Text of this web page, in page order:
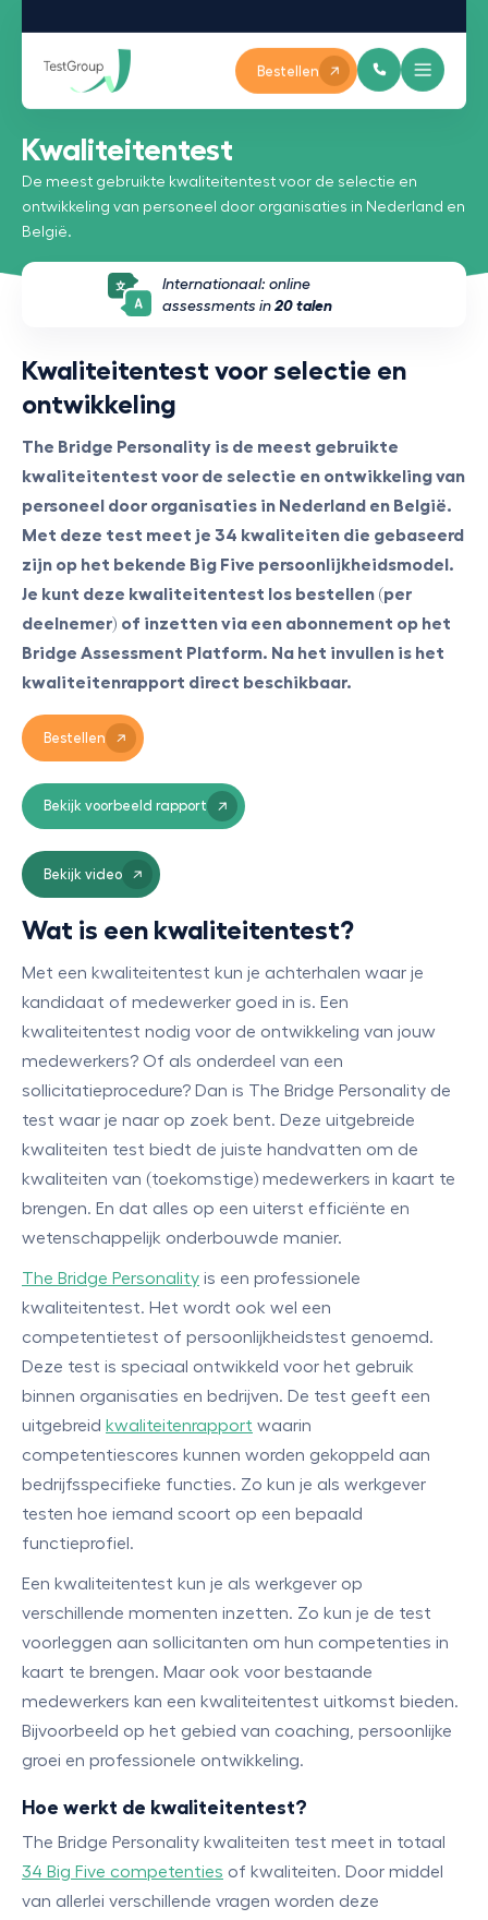
Bestellen
Kwaliteitentest
De meest gebruikte kwaliteitentest voor de selectie en
ontwikkeling van personeel door organisaties in Nederland en
België.
Internationaal: online
assessments in 20 talen
Kwaliteitentest voor selectie en
ontwikkeling
The Bridge Personality is de meest gebruikte
kwaliteitentest voor de selectie en ontwikkeling van
personeel door organisaties in Nederland en België.
Met deze test meet je 34 kwaliteiten die gebaseerd
zijn op het bekende Big Five persoonlijkheidsmodel.
Je kunt deze kwaliteitentest los bestellen (per
deelnemer) of inzetten via een abonnement op het
Bridge Assessment Platform. Na het invullen is het
kwaliteitenrapport direct beschikbaar.
Bestellen
Bekijk voorbeeld rapport
Bekijk video
Wat is een kwaliteitentest?
Met een kwaliteitentest kun je achterhalen waar je
kandidaat of medewerker goed in is. Een
kwaliteitentest nodig voor de ontwikkeling van jouw
medewerkers? Of als onderdeel van een
sollicitatieprocedure? Dan is The Bridge Personality de
test waar je naar op zoek bent. Deze uitgebreide
kwaliteiten test biedt de juiste handvatten om de
kwaliteiten van (toekomstige) medewerkers in kaart te
brengen. En dat alles op een uiterst efficiënte en
wetenschappelijk onderbouwde manier.
The Bridge Personality is een professionele
kwaliteitentest. Het wordt ook wel een
competentietest of persoonlijkheidstest genoemd.
Deze test is speciaal ontwikkeld voor het gebruik
binnen organisaties en bedrijven. De test geeft een
uitgebreid kwaliteitenrapport waarin
competentiescores kunnen worden gekoppeld aan
bedrijfsspecifieke functies. Zo kun je als werkgever
testen hoe iemand scoort op een bepaald
functieprofiel.
Een kwaliteitentest kun je als werkgever op
verschillende momenten inzetten. Zo kun je de test
voorleggen aan sollicitanten om hun competenties in
kaart te brengen. Maar ook voor bestaande
medewerkers kan een kwaliteitentest uitkomst bieden.
Bijvoorbeeld op het gebied van coaching, persoonlijke
groei en professionele ontwikkeling.
Hoe werkt de kwaliteitentest?
The Bridge Personality kwaliteiten test meet in totaal
34 Big Five competenties of kwaliteiten. Door middel
van allerlei verschillende vragen worden deze